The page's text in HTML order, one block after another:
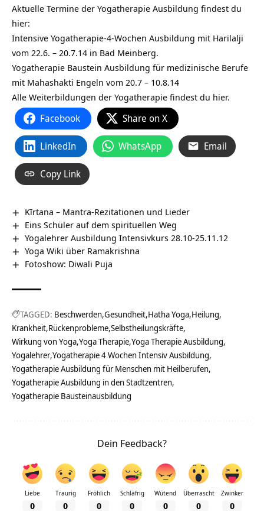
Aktuelle Termine der Yogatherapie Ausbildung findest du
hier:
Intensive Yogatherapie-4-Wochen Ausbildung mit Harilalji
vom 22.6. – 20.7.14 in Bad Meinberg.
Yogatherapie Baustein Ausbildung für medizinische Berufe
mit Mahashakti Engeln vom 20.7 – 10.8.14
Alle Weiterbildungen der Yogatherapie findest du hier.
Facebook Share on X
LinkedIn WhatsApp Email
Copy Link
Kīrtana – Mantra-Rezitationen und Lieder
Eins Schüler auf dem spirituellen Weg
Yogalehrer Ausbildung Intensivkurs 28.10-25.11.12
Yoga Wiki über Ramakrishna
Fotoshow: Diwali Puja
TAGGED: Beschwerden Gesundheit Hatha Yoga Heilung
Krankheit Rückenprobleme Selbstheilungskräfte
Wirkung von Yoga Yoga Therapie Yoga Therapie Ausbildung
Yogalehrer Yogatherapie 4 Wochen Intensiv Ausbildung
Yogatherapie Ausbildung für Menschen mit Heilberufen
Yogatherapie Ausbildung in den Stadtzentren
Yogatherapie Bausteinausbildung
Dein Feedback?
Liebe
0
Traurig
0
Fröhlich
0
Schläfrig
0
Wütend
0
Überrascht
0
Zwinker
0